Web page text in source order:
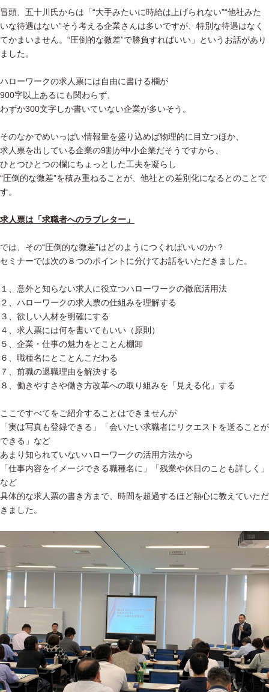
冒頭、五十川氏からは「“大手みたいに時給は上げられない”“他社みた
いな待遇はない”そう考える企業さんは多いですが、特別な待遇はなく
てかまいません。“圧倒的な微差”で勝負すればいい」というお話があり
ました。
ハローワークの求人票には自由に書ける欄が
900字以上あるにも関わらず、
わずか300文字しか書いていない企業が多いそう。
そのなかでめいっぱい情報量を盛り込めば物理的に目立つほか、
求人票を出している企業の9割が中小企業だそうですから、
ひとつひとつの欄にちょっとした工夫を凝らし
“圧倒的な微差”を積み重ねることが、他社との差別化になるとのことで
す。
求人票は「求職者へのラブレター」
では、その“圧倒的な微差”はどのようにつくればいいのか？
セミナーでは次の８つのポイントに分けてお話をいただきました。
１、意外と知らない求人に役立つハローワークの徹底活用法
２、ハローワークの求人票の仕組みを理解する
３、欲しい人材を明確にする
４、求人票には何を書いてもいい（原則）
５、企業・仕事の魅力をとことん棚卸
６、職種名にとことんこだわる
７、前職の退職理由を解決する
８、働きやすさや働き方改革への取り組みを「見える化」する
ここですべてをご紹介することはできませんが
「実は写真も登録できる」「会いたい求職者にリクエストを送ることが
できる」など
あまり知られていないハローワークの活用方法から
「仕事内容をイメージできる職種名に」「残業や休日のことも詳しく」
など
具体的な求人票の書き方まで、時間を超過するほど熱心に教えていただ
きました。